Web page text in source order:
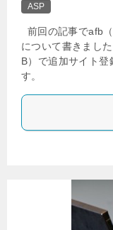
ASP
前回の記事でafb
について書きまし
B）で追加サイト
す。